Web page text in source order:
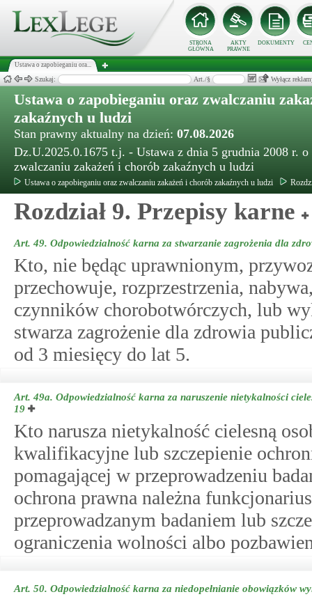
STRONA
GŁÓWNA
AKTY
PRAWNE
DOKUMENTY
Ustawa o zapobieganiu ora...
Szukaj: Art./§ Wyłącz
Ustawa o zapobieganiu oraz zwalczaniu
zakaźnych u ludzi
Stan prawny aktualny na dzień: 07.08.2026
Dz.U.2025.0.1675 t.j. - Ustawa z dnia 5 grudnia 2008 r. o
zwalczaniu zakażeń i chorób zakaźnych u ludzi
Ustawa o zapobieganiu oraz zwalczaniu zakażeń i chorób zakaźnych u ludzi
Rozdział 9. Przepisy karne
Art. 49. Odpowiedzialność karna za stwarzanie zagrożenia dla
Kto, nie będąc uprawnionym,
przechowuje, rozprzestrzenia,
czynników chorobotwórczych, lub
stwarza zagrożenie dla zdrowia
od 3 miesięcy do lat 5.
Art. 49a. Odpowiedzialność karna za naruszenie nietykalności
19
Kto narusza nietykalność cielesną
kwalifikacyjne lub szczepienie
pomagającej w przeprowadzeniu
ochrona prawna należna
przeprowadzanym badaniem lub
ograniczenia wolności albo
Art. 50. Odpowiedzialność karna za niedopełnianie obowiązków